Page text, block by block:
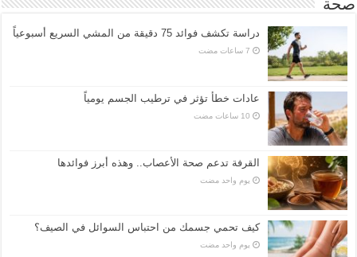
صحة
دراسة تكشف فوائد 75 دقيقة من المشي السريع أسبوعياً
عادات خطأ تؤثر في ترطيب الجسم يومياً
القرفة تدعم صحة الأعصاب.. وهذه أبرز فوائدها
‏يوم واحد مضت
كيف تحمي جسمك من احتباس السوائل في الصيف؟
‏يوم واحد مضت